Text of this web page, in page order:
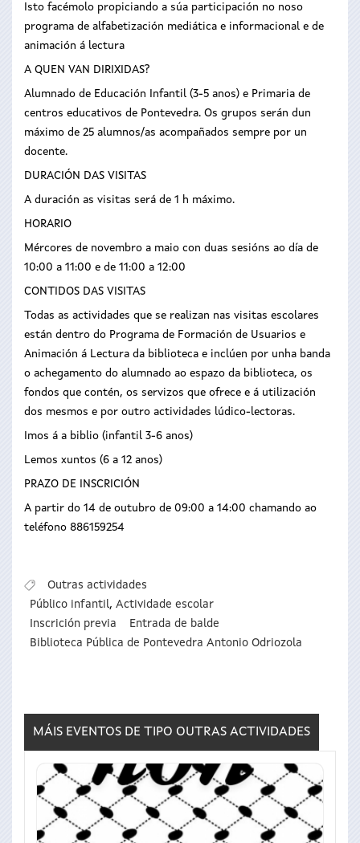
Isto facémolo propiciando a súa participación no noso
programa de alfabetización mediática e informacional e de
animación á lectura
A QUEN VAN DIRIXIDAS?
Alumnado de Educación Infantil (3-5 anos) e Primaria de
centros educativos de Pontevedra. Os grupos serán dun
máximo de 25 alumnos/as acompañados sempre por un
docente.
DURACIÓN DAS VISITAS
A duración as visitas será de 1 h máximo.
HORARIO
Mércores de novembro a maio con duas sesións ao día de
10:00 a 11:00 e de 11:00 a 12:00
CONTIDOS DAS VISITAS
Todas as actividades que se realizan nas visitas escolares
están dentro do Programa de Formación de Usuarios e
Animación á Lectura da biblioteca e inclúen por unha banda
o achegamento do alumnado ao espazo da biblioteca, os
fondos que contén, os servizos que ofrece e á utilización
dos mesmos e por outro actividades lúdico-lectoras.
Imos á a biblio (infantil 3-6 anos)
Lemos xuntos (6 a 12 anos)
PRAZO DE INSCRICIÓN
A partir do 14 de outubro de 09:00 a 14:00 chamando ao
teléfono 886159254
Outras actividades
Público infantil,Actividade escolar
Inscrición previa
Entrada de balde
Biblioteca Pública de Pontevedra Antonio Odriozola
MÁIS EVENTOS DE TIPO OUTRAS ACTIVIDADES